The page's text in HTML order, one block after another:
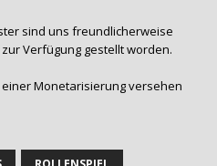
sind uns freundlicherweise
Verfügung gestellt worden.
Monetarisierung versehen